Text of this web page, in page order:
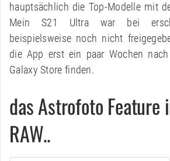
hauptsächlich die Top-Modelle mit
Mein S21 Ultra war bei
beispielsweise noch nicht
die App erst ein paar Wochen
Galaxy Store finden.
das Astrofoto Feature
RAW..